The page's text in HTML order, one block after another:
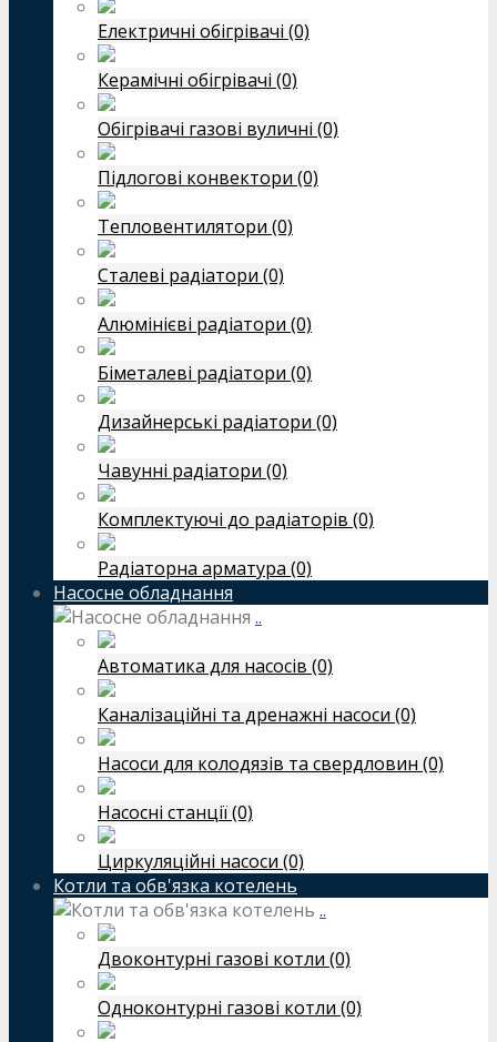
Електричні обігрівачі (0)
Керамічні обігрівачі (0)
Обігрівачі газові вуличні (0)
Підлогові конвектори (0)
Тепловентилятори (0)
Сталеві радіатори (0)
Алюмінієві радіатори (0)
Біметалеві радіатори (0)
Дизайнерські радіатори (0)
Чавунні радіатори (0)
Комплектуючі до радіаторів (0)
Радіаторна арматура (0)
Насосне обладнання
..
Автоматика для насосів (0)
Каналізаційні та дренажні насоси (0)
Насоси для колодязів та свердловин (0)
Насосні станції (0)
Циркуляційні насоси (0)
Котли та обв'язка котелень
..
Двоконтурні газові котли (0)
Одноконтурні газові котли (0)